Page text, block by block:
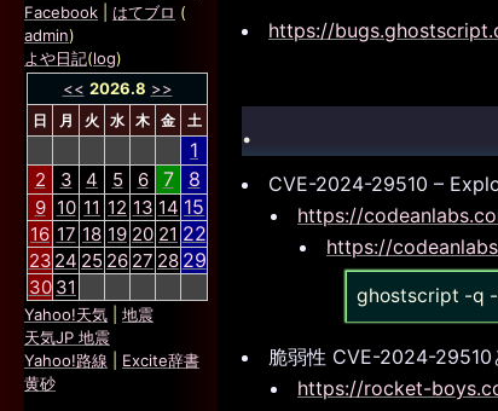
https://
.
CVE-2024-29510 –
https://
https://
ghostscript -q -
脆弱性 CVE-2024-29510
https://rocket-
Facebook
はてブロ (
admin)
よや日記(log)
<< 2026.8 >>
日 月 火 水 木 金 土
1
2 3 4 5 6 7 8
9 10 11 12 13 14 15
16 17 18 19 20 21 22
23 24 25 26 27 28 29
30 31
Yahoo!天気
地震
天気JP 地震
Yahoo!路線
Excite辞書
黄砂